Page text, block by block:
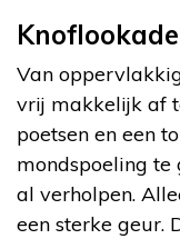
Van
vrij makkelijk af
poetsen en een
mondspoeling te
al verholpen.
een sterke geur.